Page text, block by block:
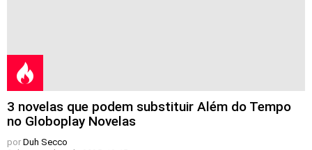
3 novelas que podem substituir Além do Tempo
no Globoplay Novelas
por Duh Secco